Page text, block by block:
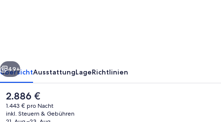
Castle
on
Acres
Weiter
49+
ÜbersichtAusstattungLageRichtlinien
Der
aktuelle
Preis
2.886 €
1.443 € pro Nacht
inkl. Steuern & Gebühren